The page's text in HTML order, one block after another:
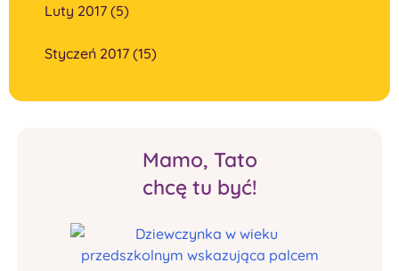
Luty 2017 (5)
Styczeń 2017 (15)
Mamo, Tato
chcę tu być!